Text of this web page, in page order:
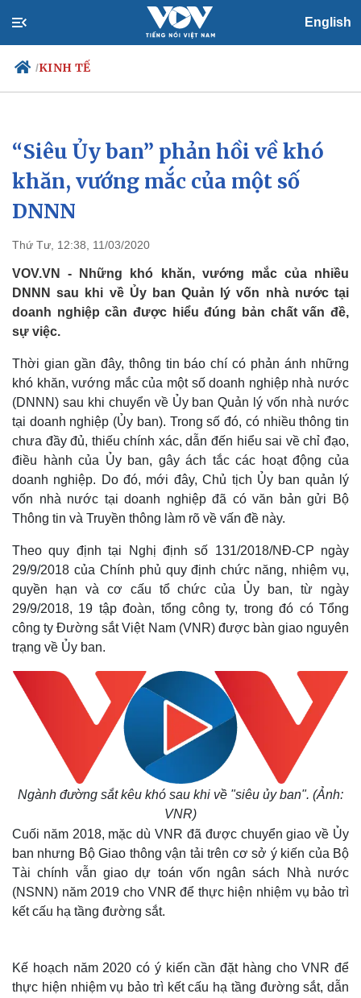
English
/KINH TẾ
Chính trị
Đảng
Tổ chức nhân sự
Quốc hội
Xã hội
Tin 24h
Dự báo thời tiết
“Siêu Ủy ban” phản hồi về khó
khăn, vướng mắc của một số
DNNN
Thứ Tư, 12:38, 11/03/2020
VOV.VN - Những khó khăn, vướng mắc của nhiều
DNNN sau khi về Ủy ban Quản lý vốn nhà nước tại
doanh nghiệp cần được hiểu đúng bản chất vấn đề,
sự việc.
Thời gian gần đây, thông tin báo chí có phản ánh những
khó khăn, vướng mắc của một số doanh nghiệp nhà nước
(DNNN) sau khi chuyển về Ủy ban Quản lý vốn nhà nước
tại doanh nghiệp (Ủy ban). Trong số đó, có nhiều thông tin
chưa đầy đủ, thiếu chính xác, dẫn đến hiểu sai về chỉ đạo,
điều hành của Ủy ban, gây ách tắc các hoạt động của
doanh nghiệp. Do đó, mới đây, Chủ tịch Ủy ban quản lý
vốn nhà nước tại doanh nghiệp đã có văn bản gửi Bộ
Thông tin và Truyền thông làm rõ về vấn đề này.
Theo quy định tại Nghị định số 131/2018/NĐ-CP ngày
29/9/2018 của Chính phủ quy định chức năng, nhiệm vụ,
quyền hạn và cơ cấu tổ chức của Ủy ban, từ ngày
29/9/2018, 19 tập đoàn, tổng công ty, trong đó có Tổng
công ty Đường sắt Việt Nam (VNR) được bàn giao nguyên
trạng về Ủy ban.
Ngành đường sắt kêu khó sau khi về "siêu ủy ban". (Ảnh:
VNR)
Cuối năm 2018, mặc dù VNR đã được chuyển giao về Ủy
ban nhưng Bộ Giao thông vận tải trên cơ sở ý kiến của Bộ
Tài chính vẫn giao dự toán vốn ngân sách Nhà nước
(NSNN) năm 2019 cho VNR để thực hiện nhiệm vụ bảo trì
kết cấu hạ tầng đường sắt.
Kế hoạch năm 2020 có ý kiến cần đặt hàng cho VNR để
thực hiện nhiệm vụ bảo trì kết cấu hạ tầng đường sắt, dẫn